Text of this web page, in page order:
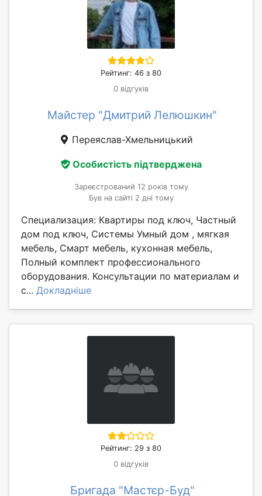
Рейтинг: 46 з 80
0 відгуків
Майстер "Дмитрий Лелюшкин"
Переяслав-Хмельницький
Особистість підтверджена
Зареєстрований 12 років тому
Був на сайті 2 дні тому
Специализация: Квартиры под ключ, Частный
дом под ключ, Системы Умный дом , мягкая
мебель, Смарт мебель, кухонная мебель,
Полный комплект профессионального
оборудования. Консультации по материалам и
с... Докладніше
Рейтинг: 29 з 80
0 відгуків
Бригада "Мастєр-Буд"